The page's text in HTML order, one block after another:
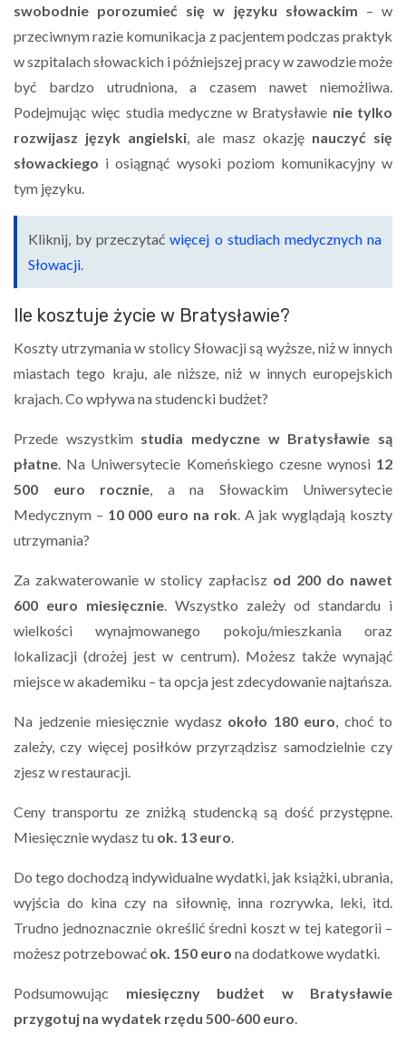
swobodnie porozumieć się w języku słowackim – w
przeciwnym razie komunikacja z pacjentem podczas praktyk
w szpitalach słowackich i późniejszej pracy w zawodzie może
być bardzo utrudniona, a czasem nawet niemożliwa.
Podejmując więc studia medyczne w Bratysławie nie tylko
rozwijasz język angielski , ale masz okazję nauczyć się
słowackiego i osiągnąć wysoki poziom komunikacyjny w
tym języku.
Kliknij, by przeczytaćwięcej o studiach medycznych na
Słowacji
Ile kosztuje życie w Bratysławie?
Koszty utrzymania w stolicy Słowacji są wyższe, niż w innych
miastach tego kraju, ale niższe, niż w innych europejskich
krajach. Co wpływa na studencki budżet?
Przede wszystkimstudia medyczne w Bratysławie są
płatne . Na Uniwersytecie Komeńskiego czesne wynosi 12
500 euro rocznie , a na Słowackim Uniwersytecie
Medycznym – 10 000 euro na rok. A jak wyglądają koszty
utrzymania?
Za zakwaterowanie w stolicy zapłacisz od 200 do nawet
600 euro miesięcznie . Wszystko zależy od standardu i
wielkości wynajmowanego pokoju/mieszkania oraz
lokalizacji (drożej jest w centrum). Możesz także wynająć
miejsce w akademiku – ta opcja jest zdecydowanie najtańsza.
Na jedzenie miesięcznie wydasz około 180 euro , choć to
zależy, czy więcej posiłków przyrządzisz samodzielnie czy
zjesz w restauracji.
Ceny transportu ze zniżką studencką są dość przystępne.
Miesięcznie wydasz tu ok. 13 euro
Do tego dochodzą indywidualne wydatki, jak książki, ubrania,
wyjścia do kina czy na siłownię, inna rozrywka, leki, itd.
Trudno jednoznacznie określić średni koszt w tej kategorii –
możesz potrzebować ok. 150 euro na dodatkowe wydatki.
Podsumowując miesięczny budżet w Bratysławie
przygotuj na wydatek rzędu 500-600 euro